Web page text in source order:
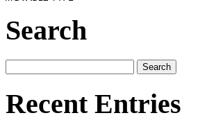
Search
Recent Entries